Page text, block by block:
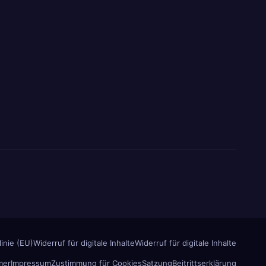
(EU)Widerruf für digitale InhalteWiderruf für digitale Inhalte
ImpressumZustimmung für CookiesSatzungBeitrittserklärung